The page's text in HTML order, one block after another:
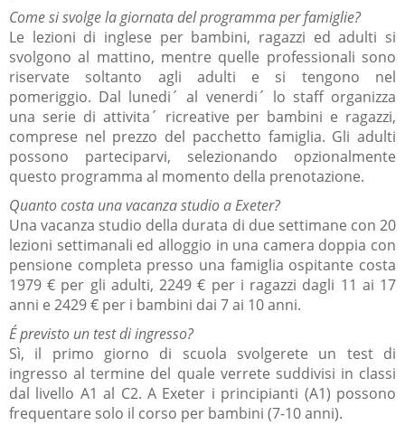
Come si svolge la giornata del programma per famiglie?
Le lezioni di inglese per bambini, ragazzi ed adulti si
svolgono al mattino, mentre quelle professionali sono
riservate soltanto agli adulti e si tengono nel
pomeriggio. Dal lunedi´ al venerdi´ lo staff organizza
una serie di attivita´ ricreative per bambini e ragazzi,
comprese nel prezzo del pacchetto famiglia. Gli adulti
possono parteciparvi, selezionando opzionalmente
questo programma al momento della prenotazione.
Quanto costa una vacanza studio a Exeter?
Una vacanza studio della durata di due settimane con 20
lezioni settimanali ed alloggio in una camera doppia con
pensione completa presso una famiglia ospitante costa
1979€ per gli adulti, 2249 € per i ragazzi dagli 11 ai 17
anni e 2429€ per i bambini dai 7 ai 10 anni.
É previsto un test di ingresso?
Sì, il primo giorno di scuola svolgerete un test di
ingresso al termine del quale verrete suddivisi in classi
dal livello A1 al C2. A Exeter i principianti (A1) possono
frequentare solo il corso per bambini (7-10 anni).